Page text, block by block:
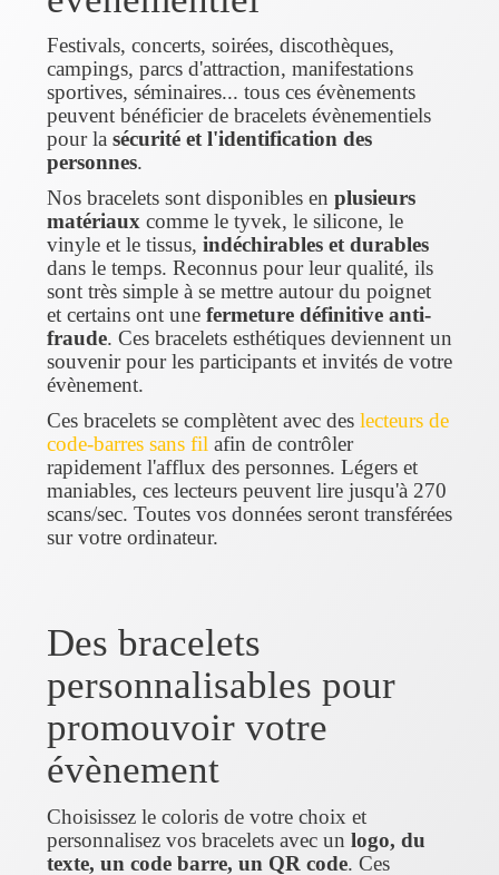
Festivals, concerts, soirées, discothèques,
campings, parcs d'attraction, manifestations
sportives, séminaires... tous ces évènements
peuvent bénéficier de bracelets évènementiels
pour la sécurité et l'identification des
personnes.
Nos bracelets sont disponibles en plusieurs
matériaux comme le tyvek, le silicone, le
vinyle et le tissus, indéchirables et durables
dans le temps. Reconnus pour leur qualité, ils
sont très simple à se mettre autour du poignet
et certains ont une fermeture définitive anti-
fraude. Ces bracelets esthétiques deviennent un
souvenir pour les participants et invités de votre
évènement.
Ces bracelets se complètent avec des lecteurs de
code-barres sans fil afin de contrôler
rapidement l'afflux des personnes. Légers et
maniables, ces lecteurs peuvent lire jusqu'à 270
scans/sec. Toutes vos données seront transférées
sur votre ordinateur.
Des bracelets
personnalisables pour
promouvoir votre
évènement
Choisissez le coloris de votre choix et
personnalisez vos bracelets avec un logo, du
texte, un code barre, un QR code. Ces